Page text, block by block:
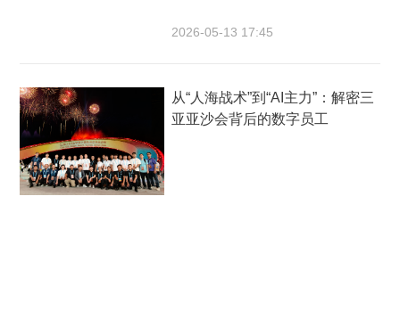
2026-05-13 17:45
从“人海战术”到“AI主力”：解密三
亚亚沙会背后的数字员工